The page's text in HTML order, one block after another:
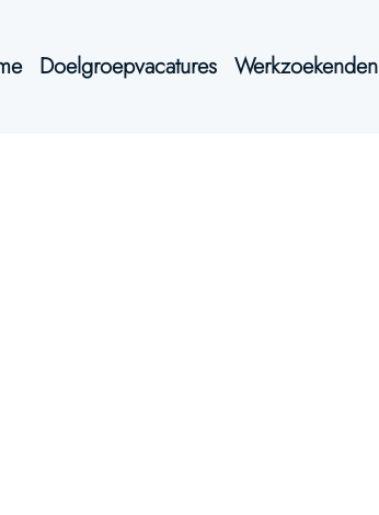
Doelgroepvacatures Werkzoekenden